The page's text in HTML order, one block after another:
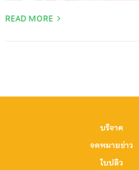
READ MORE
บริจาค
จดหมายข่าว
ใบปลิว